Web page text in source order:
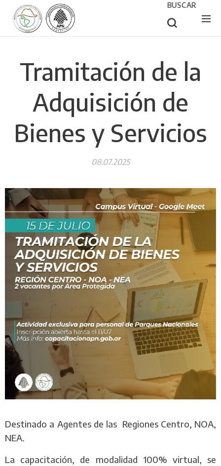
BUSCAR
Tramitación de la
Adquisición de
Bienes y Servicios
08.07.2025
Destinado a Agentes de las Regiones Centro, NOA,
NEA.
La capacitación, de modalidad 100% virtual, se